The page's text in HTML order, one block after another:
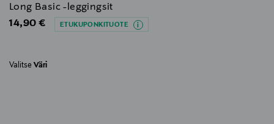
Long Basic -leggingsit
Original Price
14,90 € ETUKUPONKITUOTE
Valitse Väri